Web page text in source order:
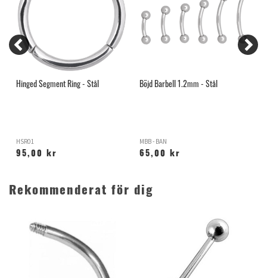
Hinged Segment Ring - Stål
HSR01
95,00 kr
Böjd Barbell 1.2mm - Stål
MBB - BAN
65,00 kr
Rekommenderat för dig